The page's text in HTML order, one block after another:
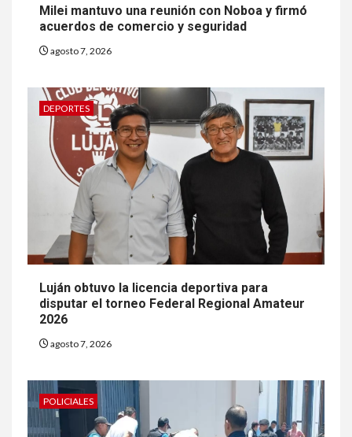
Milei mantuvo una reunión con Noboa y firmó
acuerdos de comercio y seguridad
agosto 7, 2026
DEPORTES
Luján obtuvo la licencia deportiva para
disputar el torneo Federal Regional Amateur
2026
agosto 7, 2026
POLICIALES